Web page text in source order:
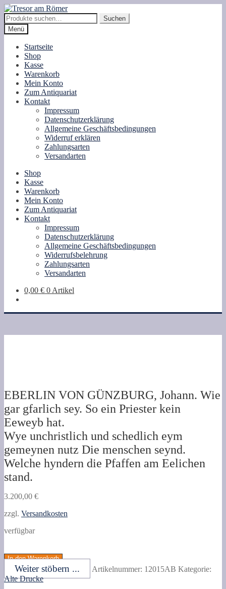
Zur
Navigation
springen
Zum
Inhalt
springen
Suche
nach:
Suchen
Menü
Startseite
Shop
Kasse
Warenkorb
Mein Konto
Zum Antiquariat
Kontakt
Impressum
Datenschutzerklärung
Allgemeine Geschäftsbedingungen
Widerruf erklären
Zahlungsarten
Versandarten
Shop
Kasse
Warenkorb
Mein Konto
Zum Antiquariat
Kontakt
Impressum
Datenschutzerklärung
Allgemeine Geschäftsbedingungen
Widerrufsbelehrung
Zahlungsarten
Versandarten
0,00 € 0 Artikel
EBERLIN VON GÜNZBURG, Johann. Wie
gar gfarlich sey. So ein Priester kein
Eeweyb hat.
Wye unchristlich und schedlich eym
gemeynen nutz Die menschen seynd.
Welche hyndern die Pfaffen am Eelichen
stand.
3.200,00 €
zzgl. Versandkosten
verfügbar
VON
GÜNZBURG,
Johann.
Wie
In den Warenkorb
Weiter stöbern ... Artikelnummer: 12015AB Kategorie:
Alte Drucke